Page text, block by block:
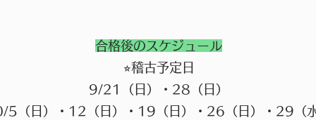
合格後のスケジュール
⭐︎稽古予定日
9/21（日）・28（日）
5（日）・12（日）・19（日）・26（日）・29（水